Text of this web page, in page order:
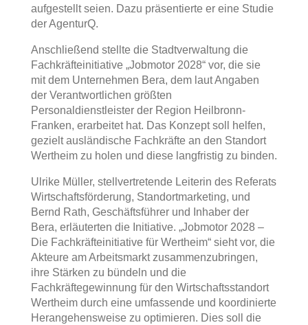
aufgestellt seien. Dazu präsentierte er eine Studie
der AgenturQ.
Anschließend stellte die Stadtverwaltung die
Fachkräfteinitiative „Jobmotor 2028“ vor, die sie
mit dem Unternehmen Bera, dem laut Angaben
der Verantwortlichen größten
Personaldienstleister der Region Heilbronn-
Franken, erarbeitet hat. Das Konzept soll helfen,
gezielt ausländische Fachkräfte an den Standort
Wertheim zu holen und diese langfristig zu binden.
Ulrike Müller, stellvertretende Leiterin des Referats
Wirtschaftsförderung, Standortmarketing, und
Bernd Rath, Geschäftsführer und Inhaber der
Bera, erläuterten die Initiative. „Jobmotor 2028 –
Die Fachkräfteinitiative für Wertheim“ sieht vor, die
Akteure am Arbeitsmarkt zusammenzubringen,
ihre Stärken zu bündeln und die
Fachkräftegewinnung für den Wirtschaftsstandort
Wertheim durch eine umfassende und koordinierte
Herangehensweise zu optimieren. Dies soll die